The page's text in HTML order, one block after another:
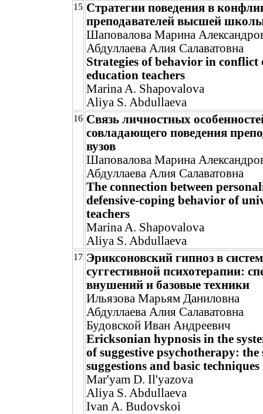
15 Стратегии поведения в
преподавателей высшей
Шаповалова Марина
Абдуллаева Алия Салаватовна
Strategies of behavior in conflict
education teachers
Marina A. Shapovalova
Aliya S. Abdullaeva
16 Связь личностных
совладающего поведения
вузов
Шаповалова Марина
Абдуллаева Алия Салаватовна
The connection between
defensive-coping behavior of
teachers
Marina A. Shapovalova
Aliya S. Abdullaeva
17 Эриксоновский гипноз в
суггестивной психотерапии:
внушений и базовые техники
Ильязова Марьям Даниловна
Абдуллаева Алия Салаватовна
Будовской Иван Андреевич
Ericksonian hypnosis in the
of suggestive psychotherapy: the
suggestions and basic techniques
Mar'yam D. Il'yazova
Aliya S. Abdullaeva
Ivan A. Budovskoi